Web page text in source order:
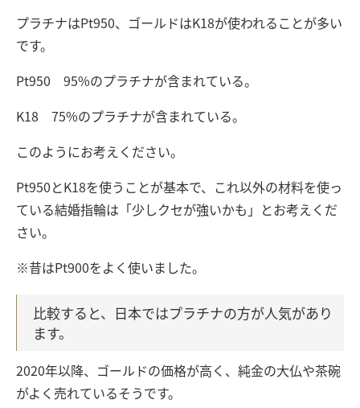
プラチナはPt950、ゴールドはK18が使われることが多い
です。
Pt950 95%のプラチナが含まれている。
K18 75%のプラチナが含まれている。
このようにお考えください。
Pt950とK18を使うことが基本で、これ以外の材料を使っ
ている結婚指輪は「少しクセが強いかも」とお考えくだ
さい。
※昔はPt900をよく使いました。
比較すると、日本ではプラチナの方が人気があり
ます。
2020年以降、ゴールドの価格が高く、純金の大仏や茶碗
がよく売れているそうです。